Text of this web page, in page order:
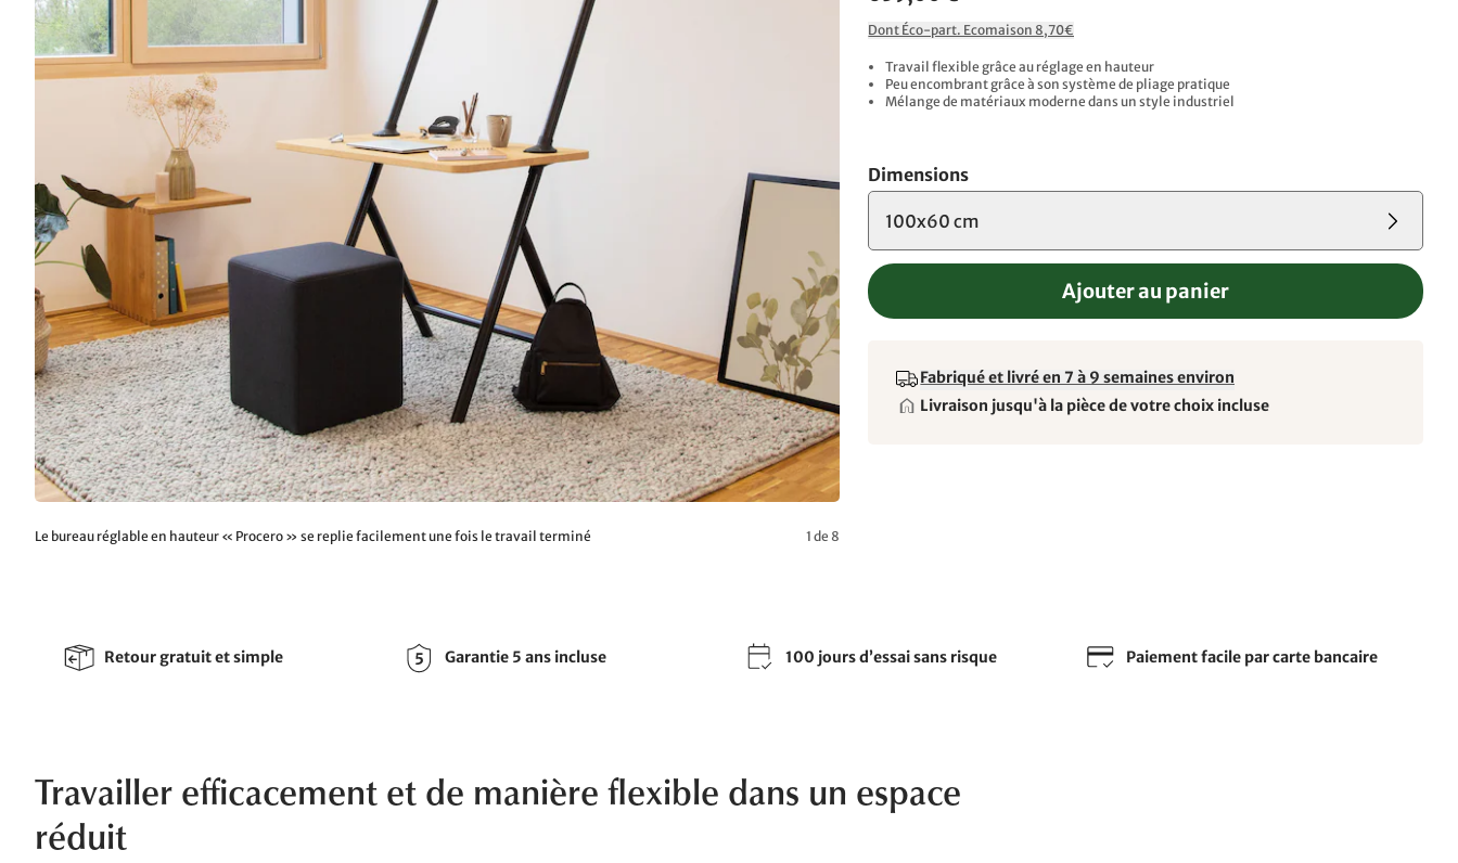
Le bureau réglable en hauteur « Procero » se replie facilement une fois le travail terminé 1 de 8
Dont Éco-part. Ecomaison 8,70€
Travail flexible grâce au réglage en hauteur
Peu encombrant grâce à son système de pliage pratique
Mélange de matériaux moderne dans un style industriel
Dimensions
100x60 cm
Ajouter au panier
Fabriqué et livré en 7 à 9 semaines environ
Livraison jusqu'à la pièce de votre choix incluse
Retour gratuit et simple Garantie 5 ans incluse 100 jours d’essai sans risque Paiement facile par carte bancaire
Travailler efficacement et de manière flexible dans un espace
réduit